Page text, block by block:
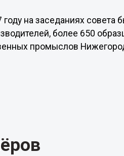
на заседаниях совета
более 650
промыслов